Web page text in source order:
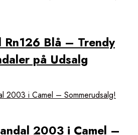
Rn126 Blå – Trendy
på Udsalg
2003 i Camel –